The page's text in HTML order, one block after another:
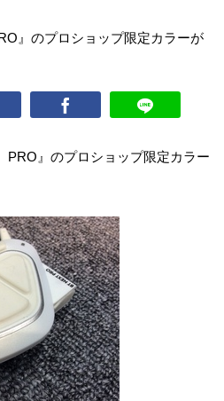
』のプロショップ限定カラーが
』のプロショップ限定カラー